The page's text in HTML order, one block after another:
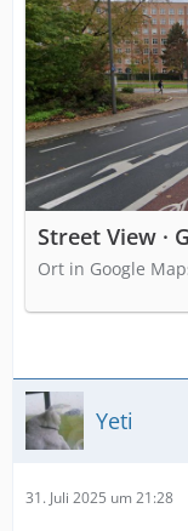
Street View ·
Ort in Google
Yeti
31. Juli 2025 um 21:28